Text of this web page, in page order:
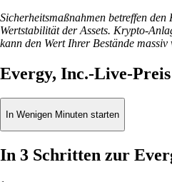
Sicherheitsmaßnahmen betreffen
Wertstabilität der Assets. Krypto-
kann den Wert Ihrer Bestände massiv
Evergy, Inc.-Live-
In Wenigen Minuten starten
In 3 Schritten zur